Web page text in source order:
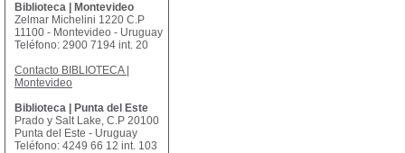
Biblioteca | Montevideo
Zelmar Michelini 1220 C.P
11100 - Montevideo - Uruguay
Teléfono: 2900 7194 int. 20
Contacto BIBLIOTECA |
Montevideo
Biblioteca | Punta del Este
Prado y Salt Lake, C.P 20100
Punta del Este - Uruguay
Teléfono: 4249 66 12 int. 103